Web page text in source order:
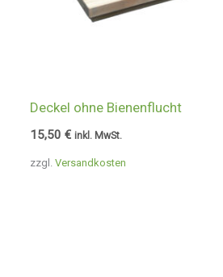
zzgl. Versandkosten
Deckel ohne Bienenflucht
15,50 € inkl. MwSt.